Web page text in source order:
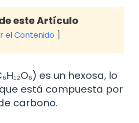
este Artículo
el Contenido
es un hexosa, lo
está compuesta por
carbono.